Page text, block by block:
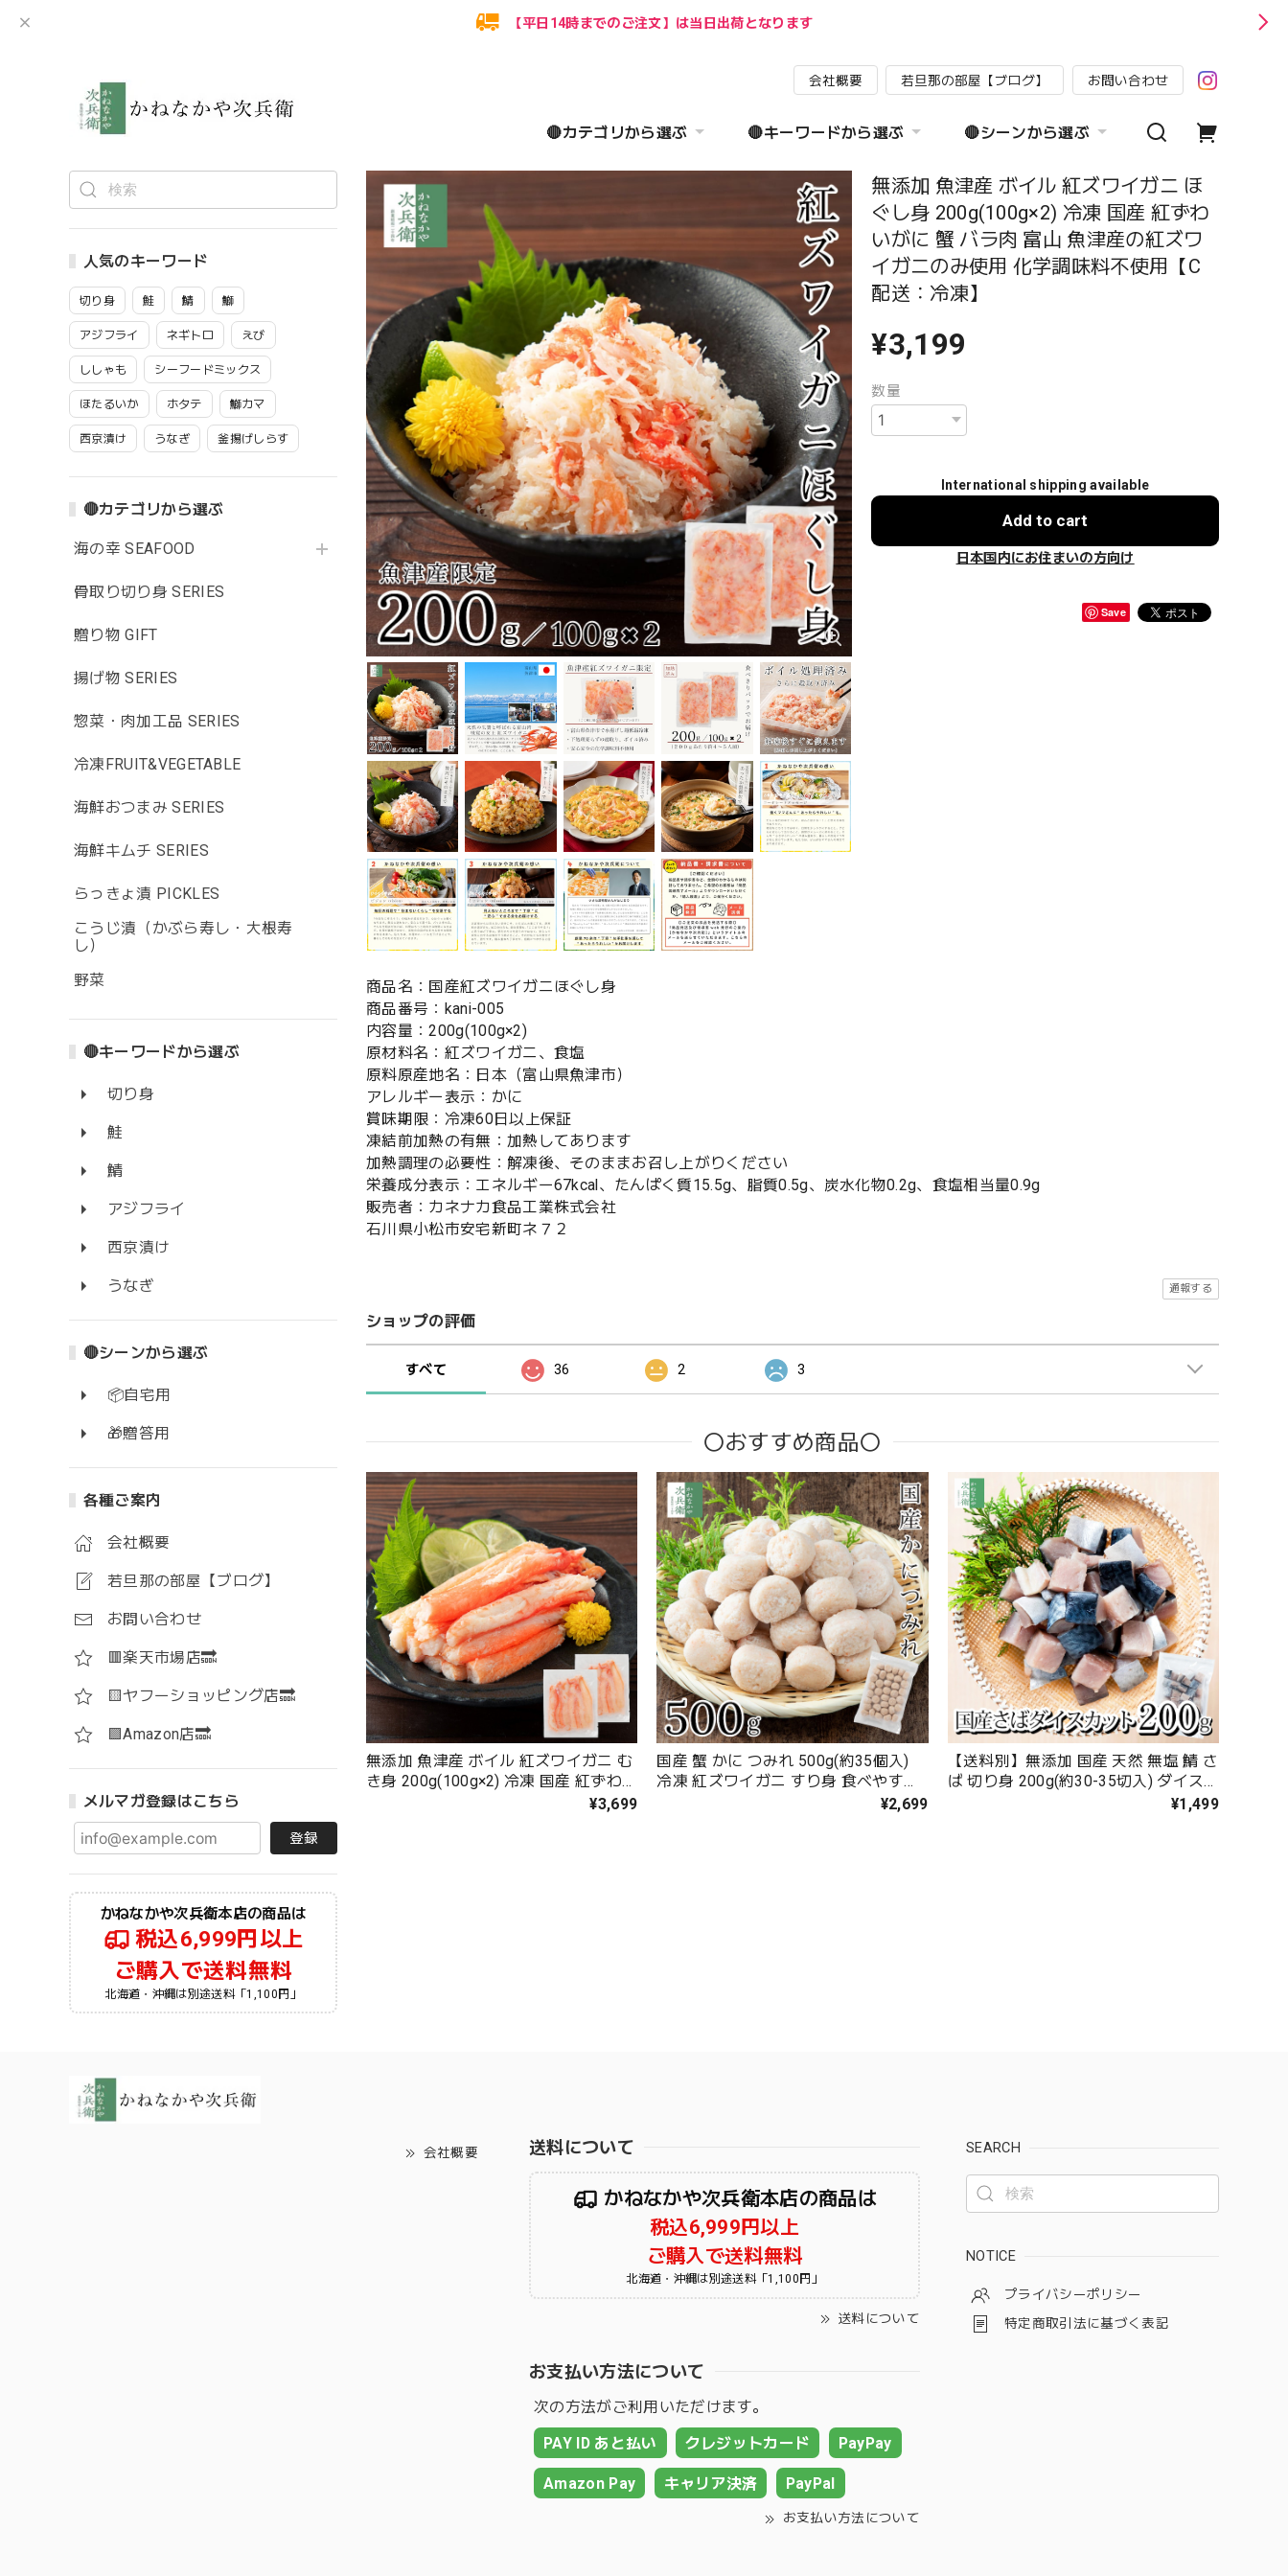
【平日14時までのご注文】は当日出荷となります
会社概要 若旦那の部屋【ブログ】 お問い合わせ
🔴カテゴリから選ぶ 🔴キーワードから選ぶ 🔴シーンから選ぶ
人気のキーワード
切り身 鮭 鯖 鰤
アジフライ ネギトロ えび
ししゃも シーフードミックス
ほたるいか ホタテ 鰤カマ
西京漬け うなぎ 釜揚げしらす
🔴カテゴリから選ぶ
海の幸 SEAFOOD
骨取り切り身 SERIES
贈り物 GIFT
揚げ物 SERIES
惣菜・肉加工品 SERIES
冷凍FRUIT&VEGETABLE
海鮮おつまみ SERIES
海鮮キムチ SERIES
らっきょ漬 PICKLES
こうじ漬（かぶら寿し・大根寿
し）
野菜
🔴キーワードから選ぶ
切り身
鮭
鯖
アジフライ
西京漬け
うなぎ
🔴シーンから選ぶ
📦自宅用
🎁贈答用
各種ご案内
会社概要
若旦那の部屋【ブログ】
お問い合わせ
🟥楽天市場店🔜
🟨ヤフーショッピング店🔜
🟪Amazon店🔜
メルマガ登録はこちら
登録
かねなかや次兵衛本店の商品は
税込6,999円以上
ご購入で送料無料
北海道・沖縄は別途送料「1,100円」
無添加 魚津産 ボイル 紅ズワイガニ ほ
ぐし身 200g(100g×2) 冷凍 国産 紅ずわ
いがに 蟹 バラ肉 富山 魚津産の紅ズワ
イガニのみ使用 化学調味料不使用【C
配送：冷凍】
¥3,199
数量
International shipping available
Add to cart
日本国内にお住まいの方向け
Save
商品名：国産紅ズワイガニほぐし身
商品番号：kani-005
内容量：200g(100g×2)
原材料名：紅ズワイガニ、食塩
原料原産地名：日本（富山県魚津市）
アレルギー表示：かに
賞味期限：冷凍60日以上保証
凍結前加熱の有無：加熱してあります
加熱調理の必要性：解凍後、そのままお召し上がりください
栄養成分表示：エネルギー67kcal、たんぱく質15.5g、脂質0.5g、炭水化物0.2g、食塩相当量0.9g
販売者：カネナカ食品工業株式会社
石川県小松市安宅新町ネ７２
通報する
ショップの評価
すべて 36 2 3
〇おすすめ商品〇
無添加 魚津産 ボイル 紅ズワイガニ む
き身 200g(100g×2) 冷凍 国産 紅ずわい
がに 蟹 棒肉 富山 魚津産の紅ズワイガ
¥3,699
国産 蟹 かに つみれ 500g(約35個入)
冷凍 紅ズワイガニ すり身 食べやすい
ふんわり仕立て ズワイガニ つみれ【C
¥2,699
【送料別】無添加 国産 天然 無塩 鯖 さ
ば 切り身 200g(約30-35切入) ダイス
カット【国内加工】魚 骨取り 骨なし
¥1,499
会社概要 送料について
かねなかや次兵衛本店の商品は
税込6,999円以上
ご購入で送料無料
北海道・沖縄は別途送料「1,100円」
送料について
お支払い方法について
次の方法がご利用いただけます。
PAY ID あと払い
クレジットカード PayPay
Amazon Pay キャリア決済 PayPal
お支払い方法について
SEARCH
NOTICE
プライバシーポリシー
特定商取引法に基づく表記